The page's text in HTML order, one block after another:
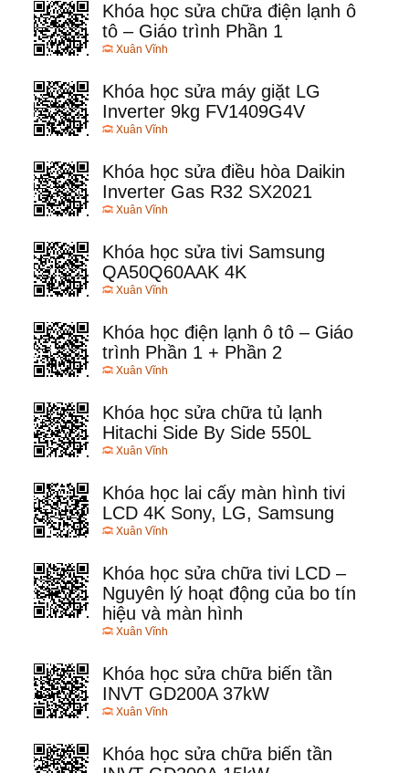
Khóa học sửa chữa điện lạnh ô
tô – Giáo trình Phần 1
Xuân Vĩnh
Khóa học sửa máy giặt LG
Inverter 9kg FV1409G4V
Xuân Vĩnh
Khóa học sửa điều hòa Daikin
Inverter Gas R32 SX2021
Xuân Vĩnh
Khóa học sửa tivi Samsung
QA50Q60AAK 4K
Xuân Vĩnh
Khóa học điện lạnh ô tô – Giáo
trình Phần 1 + Phần 2
Xuân Vĩnh
Khóa học sửa chữa tủ lạnh
Hitachi Side By Side 550L
Xuân Vĩnh
Khóa học lai cấy màn hình tivi
LCD 4K Sony, LG, Samsung
Xuân Vĩnh
Khóa học sửa chữa tivi LCD –
Nguyên lý hoạt động của bo tín
hiệu và màn hình
Xuân Vĩnh
Khóa học sửa chữa biến tần
INVT GD200A 37kW
Xuân Vĩnh
Khóa học sửa chữa biến tần